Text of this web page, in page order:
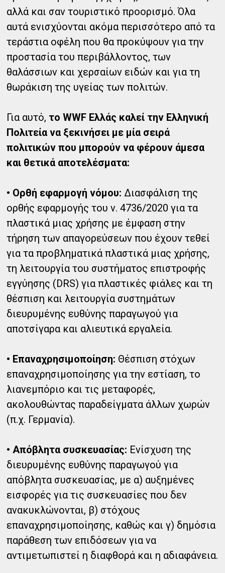
αλλά και σαν τουριστικό προορισμό. Όλα
αυτά ενισχύονται ακόμα περισσότερο από τα
τεράστια οφέλη που θα προκύψουν για την
προστασία του περιβάλλοντος, των
θαλάσσιων και χερσαίων ειδών και για τη
θωράκιση της υγείας των πολιτών.
Για αυτό, το WWF Ελλάς καλεί την Ελληνική
Πολιτεία να ξεκινήσει με μία σειρά
πολιτικών που μπορούν να φέρουν άμεσα
και θετικά αποτελέσματα:
• Ορθή εφαρμογή νόμου: Διασφάλιση της
ορθής εφαρμογής του ν. 4736/2020 για τα
πλαστικά μιας χρήσης με έμφαση στην
τήρηση των απαγορεύσεων που έχουν τεθεί
για τα προβληματικά πλαστικά μιας χρήσης,
τη λειτουργία του συστήματος επιστροφής
εγγύησης (DRS) για πλαστικές φιάλες και τη
θέσπιση και λειτουργία συστημάτων
διευρυμένης ευθύνης παραγωγού για
αποτσίγαρα και αλιευτικά εργαλεία.
• Επαναχρησιμοποίηση: Θέσπιση στόχων
επαναχρησιμοποίησης για την εστίαση, το
λιανεμπόριο και τις μεταφορές,
ακολουθώντας παραδείγματα άλλων χωρών
(π.χ. Γερμανία).
• Απόβλητα συσκευασίας: Ενίσχυση της
διευρυμένης ευθύνης παραγωγού για
απόβλητα συσκευασίας, με α) αυξημένες
εισφορές για τις συσκευασίες που δεν
ανακυκλώνονται, β) στόχους
επαναχρησιμοποίησης, καθώς και γ) δημόσια
παράθεση των επιδόσεων για να
αντιμετωπιστεί η διαφθορά και η αδιαφάνεια.